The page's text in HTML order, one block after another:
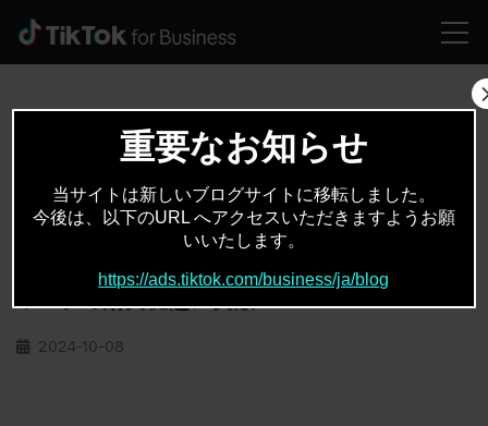
セブンプレミアム、TikTokでROAS1,000％！フルファネルで金のマルゲリータの購買促進に貢献
活用事例,TikTok
セブンプレミアム、TikTokで
ROAS1,000％！フルファネルで金のマルゲ
リータの購買促進に貢献
2024-10-08
重要なお知らせ
当サイトは新しいブログサイトに移転しました。
今後は、以下のURL へアクセスいただきますようお願
いいたします。
https://ads.tiktok.com/business/ja/blog